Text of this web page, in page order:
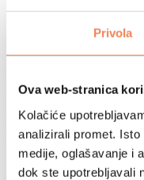
Privola
Ova web-stranica
Kolačiće
analizirali promet.
medije, oglašavanje i
dok ste upotrebljavali
Torbe i ruksaci
Torbe za hranu i dodaci
Oprema prema
Trčanje
Borilački sportovi
Biciklizam
Joga i pilates
Terapija hladnom